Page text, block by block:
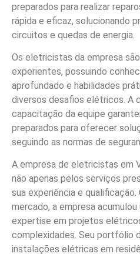
preparados para realizar
rápida e eficaz, solucionando
circuitos e quedas de energia.
Os eletricistas da empresa
experientes, possuindo
aprofundado e habilidades
diversos desafios elétricos. A
capacitação da equipe
preparados para oferecer
seguindo as normas de
A empresa de eletricistas em
não apenas pelos serviços
sua experiência e
mercado, a empresa
expertise em projetos
complexidades. Seu portfólio
instalações elétricas em